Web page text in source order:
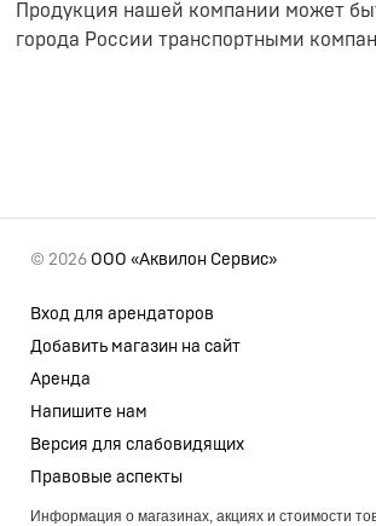
Продукция нашей компании может
города России транспортными
© 2026 ООО «Аквилон Сервис»
Вход для арендаторов
Добавить магазин на сайт
Аренда
Напишите нам
Версия для слабовидящих
Правовые аспекты
Информация о магазинах, акциях и стоимости